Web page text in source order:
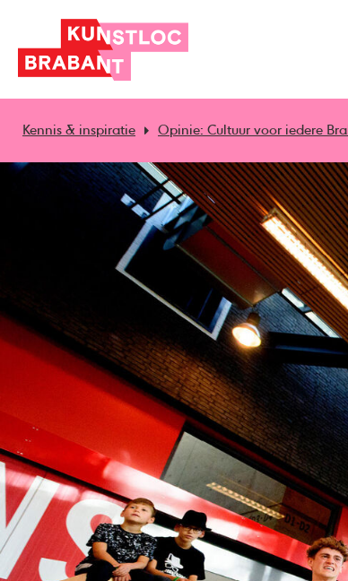
Kennis & inspiratie Opinie: Cultuur voor iedere